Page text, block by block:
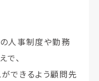
人事制度や勤務
で、
できるよう顧問先